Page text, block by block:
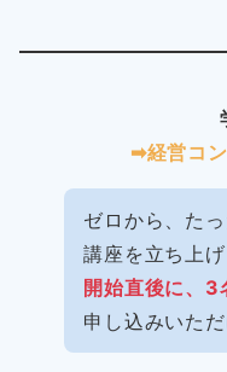
➡︎経営コ
ゼロから、た
講座を立ち上
開始直後に、3
申し込みいただ
＊成果を保証